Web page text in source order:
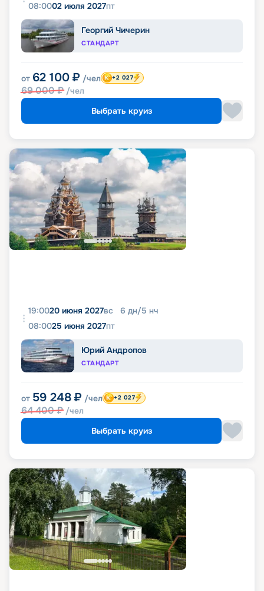
08:0002 июля 2027пт
Георгий Чичерин
СТАНДАРТ
от 62 100 ₽ /чел
69 000₽ /чел
+2 027
Выбрать круиз
19:0020 июня 2027вс 6 дн/5 нч
08:0025 июня 2027пт
Юрий Андропов
СТАНДАРТ
от 59 248 ₽ /чел
64 400₽ /чел
+2 027
Выбрать круиз